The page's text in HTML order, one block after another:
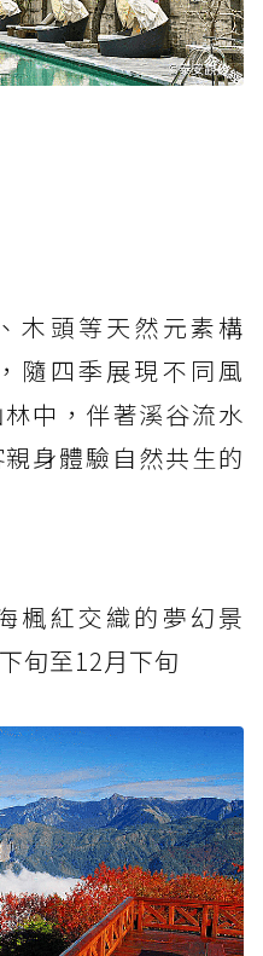
木頭等天然元素構
隨四季展現不同風
中，伴著溪谷流水
身體驗自然共生的
楓紅交織的夢幻景
旬至12月下旬